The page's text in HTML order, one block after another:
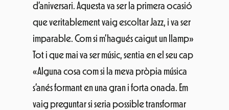
d’aniversari. Aquesta va ser la primera ocasió
que veritablement vaig escoltar Jazz, i va ser
imparable. Com si m’hagués caigut un llamp»
Tot i que mai va ser músic, sentia en el seu cap
«Alguna cosa com si la meva pròpia música
s’anés formant en una gran i forta onada. Em
vaig preguntar si seria possible transformar